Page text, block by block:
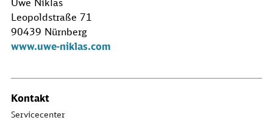
Uwe Niklas
Leopoldstraße 71
90439 Nürnberg
www.uwe-niklas.com
Kontakt
Servicecenter